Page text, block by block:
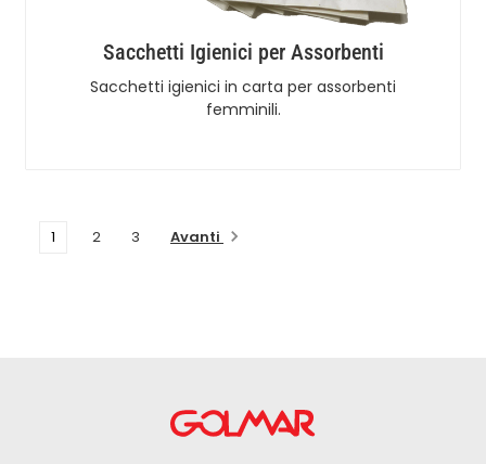
Sacchetti Igienici per Assorbenti
Sacchetti igienici in carta per assorbenti
femminili.
1 2 3 Avanti